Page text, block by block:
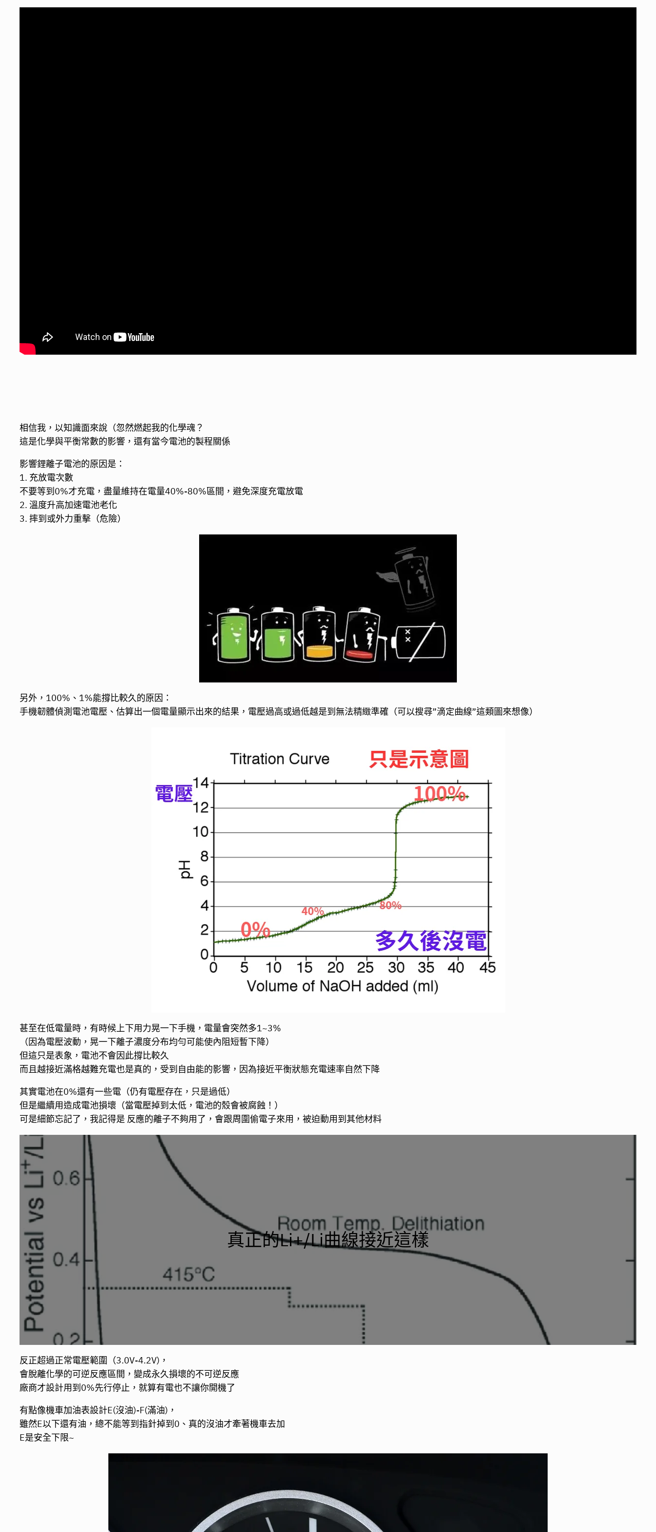
相信我，以知識面來說（忽然燃起我的化學魂？
這是化學與平衡常數的影響，還有當今電池的製程關係
影響鋰離子電池的原因是：
1. 充放電次數
不要等到0%才充電，盡量維持在電量40%-80%區間，避免深度充電放電
2. 溫度升高加速電池老化
3. 摔到或外力重擊（危險）
另外，100%、1%能撐比較久的原因：
手機韌體偵測電池電壓、估算出一個電量顯示出來的結果，電壓過高或過低越是到無法精緻準確（可以搜尋”滴定曲線”這類圖來想像）
甚至在低電量時，有時候上下用力晃一下手機，電量會突然多1~3%
（因為電壓波動，晃一下離子濃度分布均勻可能使內阻短暫下降）
但這只是表象，電池不會因此撐比較久
而且越接近滿格越難充電也是真的，受到自由能的影響，因為接近平衡狀態充電速率自然下降
其實電池在0%還有一些電（仍有電壓存在，只是過低）
但是繼續用造成電池損壞（當電壓掉到太低，電池的殼會被腐蝕！）
可是細節忘記了，我記得是 反應的離子不夠用了，會跟周圍偷電子來用，被迫動用到其他材料
真正的Li+/Li曲線接近這樣
反正超過正常電壓範圍（3.0V-4.2V)，
會脫離化學的可逆反應區間，變成永久損壞的不可逆反應
廠商才設計用到0%先行停止，就算有電也不讓你開機了
有點像機車加油表設計E(沒油)-F(滿油)，
雖然E以下還有油，總不能等到指針掉到0、真的沒油才牽著機車去加
E是安全下限~